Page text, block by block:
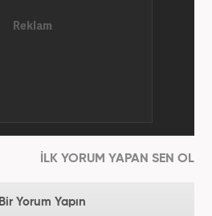
İLK YORUM YAPAN SEN OL
Bir Yorum Yapın